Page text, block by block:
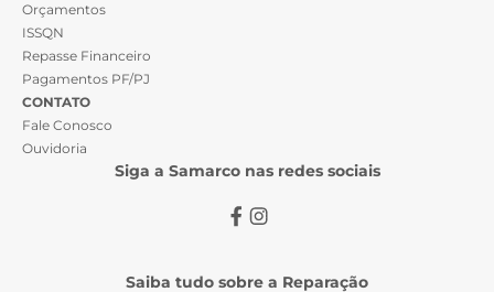
Orçamentos
ISSQN
Repasse Financeiro
Pagamentos PF/PJ
CONTATO
Fale Conosco
Ouvidoria
Siga a Samarco nas redes sociais
Saiba tudo sobre a Reparação